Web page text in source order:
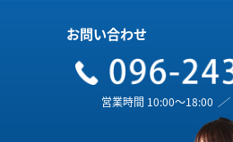
お問い合わせ
営業時間 10:00～18:00 ／